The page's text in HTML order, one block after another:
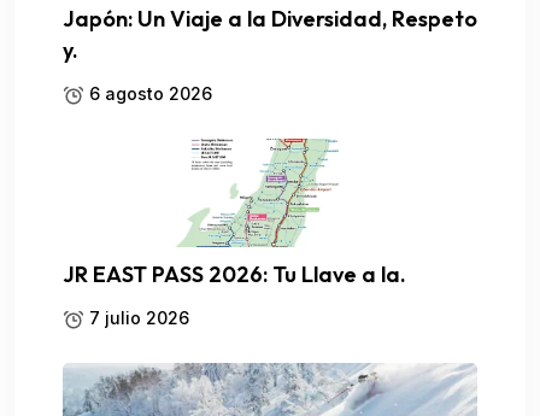
Japón: Un Viaje a la Diversidad, Respeto
y.
6 agosto 2026
JR EAST PASS 2026: Tu Llave a la.
7 julio 2026